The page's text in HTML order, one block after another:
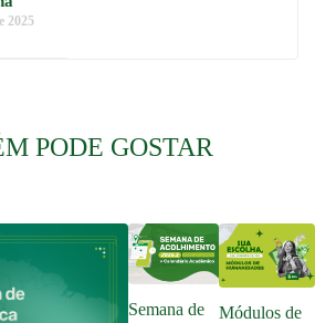
2025
PODE GOSTAR
Semana de
Módulos de